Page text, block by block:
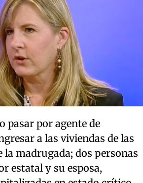
pasar por agente de
a las viviendas de las
madrugada; dos personas
estatal y su esposa,